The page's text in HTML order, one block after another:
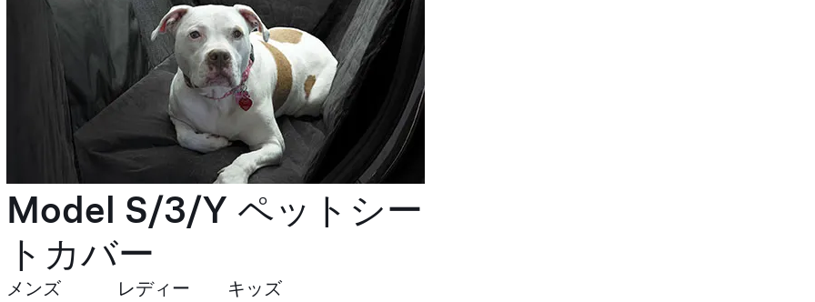
Model S/3/Y ペットシー
トカバー
メンズ
レディー
キッズ